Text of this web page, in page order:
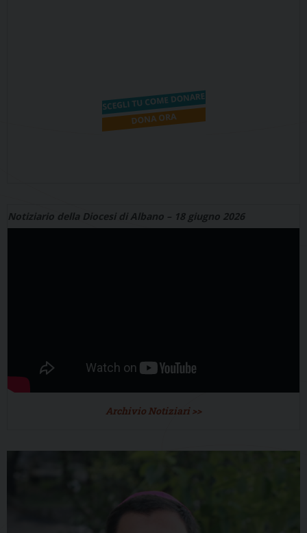
Notiziario della Diocesi di Albano – 18 giugno 2026
Archivio Notiziari >>